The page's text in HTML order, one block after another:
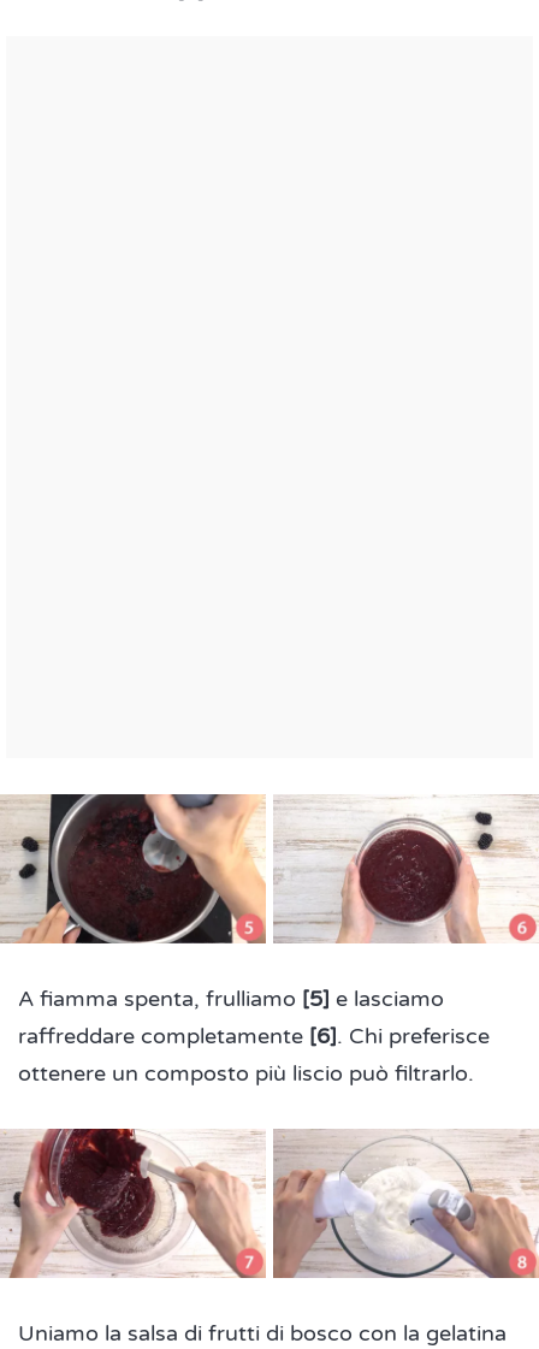
A fiamma spenta, frulliamo [5] e lasciamo
raffreddare completamente [6]. Chi preferisce
ottenere un composto più liscio può filtrarlo.
Uniamo la salsa di frutti di bosco con la gelatina